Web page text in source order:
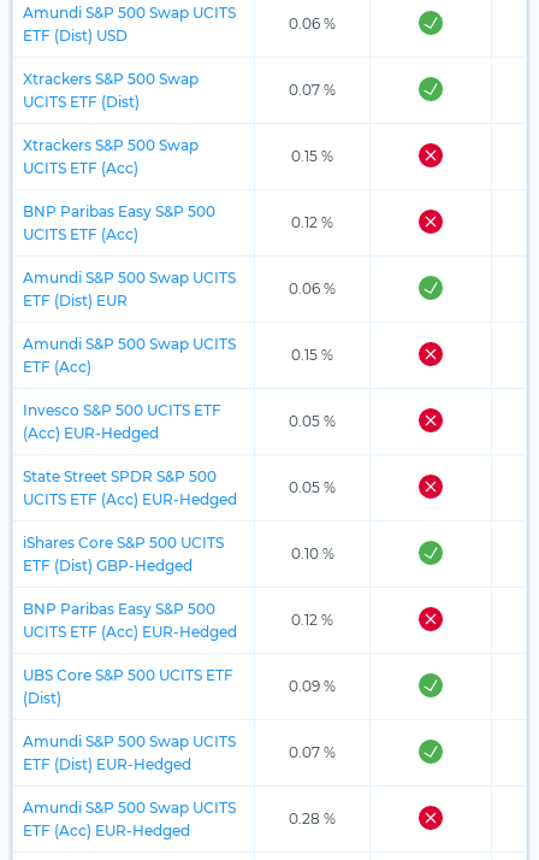
Amundi S&P 500 Swap UCITS
ETF (Dist) USD
0.06 %
Xtrackers S&P 500 Swap
UCITS ETF (Dist)
0.07 %
Xtrackers S&P 500 Swap
UCITS ETF (Acc)
0.15 %
BNP Paribas Easy S&P 500
UCITS ETF (Acc)
0.12 %
Amundi S&P 500 Swap UCITS
ETF (Dist) EUR
0.06 %
Amundi S&P 500 Swap UCITS
ETF (Acc)
0.15 %
Invesco S&P 500 UCITS ETF
(Acc) EUR-Hedged
0.05 %
State Street SPDR S&P 500
UCITS ETF (Acc) EUR-Hedged
0.05 %
iShares Core S&P 500 UCITS
ETF (Dist) GBP-Hedged
0.10 %
BNP Paribas Easy S&P 500
UCITS ETF (Acc) EUR-Hedged
0.12 %
UBS Core S&P 500 UCITS ETF
(Dist)
0.09 %
Amundi S&P 500 Swap UCITS
ETF (Dist) EUR-Hedged
0.07 %
Amundi S&P 500 Swap UCITS
ETF (Acc) EUR-Hedged
0.28 %